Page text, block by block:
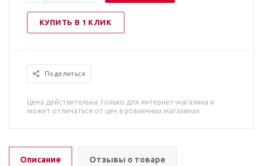
КУПИТЬ В 1 КЛИК
Поделиться
Цена действительна только для интернет-магазина и
может отличаться от цен в розничных магазинах
Описание Отзывы о товаре